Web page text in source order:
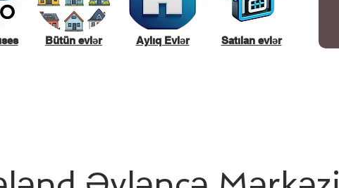
Bütün evlər Aylıq Evlər Satılan evlər